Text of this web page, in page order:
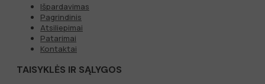
Išpardavimas
Pagrindinis
Atsiliepimai
Patarimai
Kontaktai
TAISYKLĖS IR SĄLYGOS